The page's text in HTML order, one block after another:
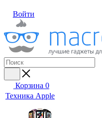
Войти
Корзина 0
Техника Apple